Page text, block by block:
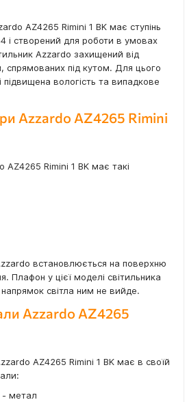
AZ4265 Rimini 1 BK має ступінь
і створений для роботи в умовах
Azzardo захищений від
спрямованих під кутом. Для цього
підвищена вологість та випадкове
Azzardo AZ4265 Rimini
AZ4265 Rimini 1 BK має такі
встановлюється на поверхню
Плафон у цієї моделі світильника
світла ним не вийде.
Azzardo AZ4265
AZ4265 Rimini 1 BK має в своїй
- метал